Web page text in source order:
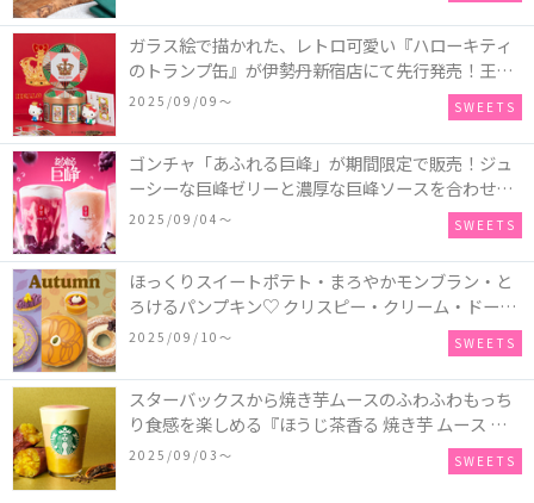
ガラス絵で描かれた、レトロ可愛い『ハローキティ
のトランプ缶』が伊勢丹新宿店にて先行発売！王冠
キティのフィギュア、キティトランプのステッカー
2025/09/09〜 SWEETS
ゴンチャ「あふれる巨峰」が期間限定で販売！ジュ
ーシーな巨峰ゼリーと濃厚な巨峰ソースを合わせた
ミルクティー、ティーエード、ジェラッティー、ス
2025/09/04〜 SWEETS
ほっくりスイートポテト・まろやかモンブラン・と
ろけるパンプキン♡ クリスピー・クリーム・ドーナ
ツに“いも”“栗“”かぼちゃ“を使用し、秋らしい人気
2025/09/10〜 SWEETS
スターバックスから焼き芋ムースのふわふわもっち
り食感を楽しめる『ほうじ茶香る 焼き芋 ムース テ
ィー ラテ』が新発売！大好評の『チョコレート ムー
2025/09/03〜 SWEETS